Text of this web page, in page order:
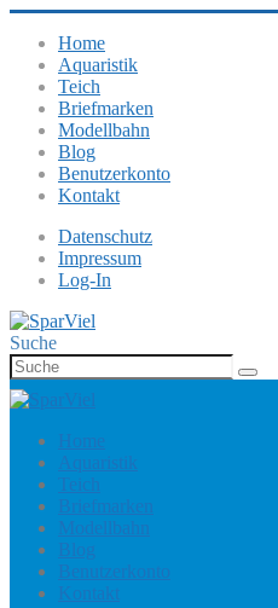
Home
Aquaristik
Teich
Briefmarken
Modellbahn
Blog
Benutzerkonto
Kontakt
Datenschutz
Impressum
Log-In
Suche
Home
Aquaristik
Teich
Briefmarken
Modellbahn
Blog
Benutzerkonto
Kontakt